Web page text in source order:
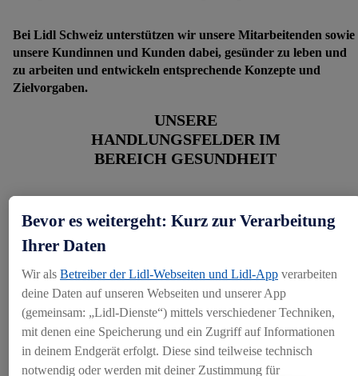
Bei Lidl Schweiz unterstützen wir unsere Mitarbeitenden sowie
unsere Kundinnen und Kunden dabei, gesünder zu leben und
zu arbeiten und entwickeln entsprechende Konzepte und
Zielvorgaben.
UNSERE
HANDLUNGSFELDER IM
BEREICH GESUNDHEIT
Bewusste Ernährung – Verantwortung leben
Wir setzen uns dafür ein, gesunde und nachhaltige Ernährung
transparenter Kommunikation fördern wir eine bewusste
Lebensweise – für die Gesundheit unserer Kundinnen und Kunden
und den Schutz unseres Planeten.
Bevor es weitergeht: Kurz zur Verarbeitung
Ihrer Daten
Wir als Betreiber der Lidl-Webseiten und Lidl-App verarbeiten
deine Daten auf unseren Webseiten und unserer App
(gemeinsam: „Lidl-Dienste“) mittels verschiedener Techniken,
mit denen eine Speicherung und ein Zugriff auf Informationen
in deinem Endgerät erfolgt. Diese sind teilweise technisch
notwendig oder werden mit deiner Zustimmung für